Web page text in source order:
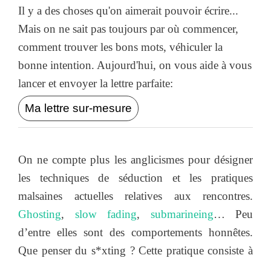
Il y a des choses qu'on aimerait pouvoir écrire...
Mais on ne sait pas toujours par où commencer,
comment trouver les bons mots, véhiculer la
bonne intention. Aujourd'hui, on vous aide à vous
lancer et envoyer la lettre parfaite:
Ma lettre sur-mesure
On ne compte plus les anglicismes pour désigner
les techniques de séduction et les pratiques
malsaines actuelles relatives aux rencontres.
Ghosting, slow fading, submarineing… Peu
d’entre elles sont des comportements honnêtes.
Que penser du s*xting ? Cette pratique consiste à